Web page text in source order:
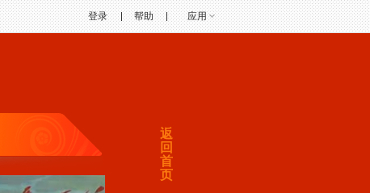
帮助 应用
登录
返
回
首
页